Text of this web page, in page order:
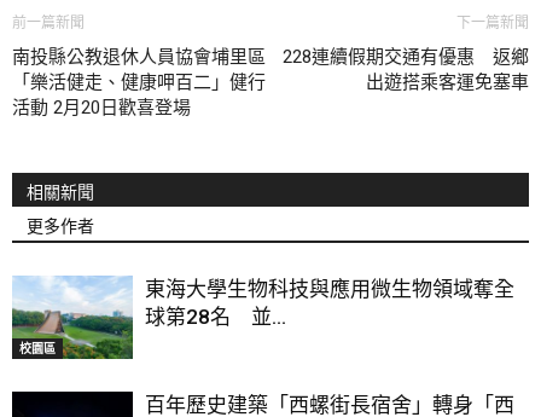
前一篇新聞
南投縣公教退休人員協會埔里區
「樂活健走、健康呷百二」健行
活動 2月20日歡喜登場
下一篇新聞
228連續假期交通有優惠 返鄉
出遊搭乘客運免塞車
相關新聞
更多作者
校園區
東海大學生物科技與應用微生物領域奪全
球第28名 並...
百年歷史建築「西螺街長宿舍」轉身「西